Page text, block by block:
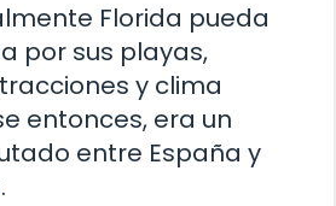
Florida pueda
por sus playas,
y clima
entonces, era un
entre España y